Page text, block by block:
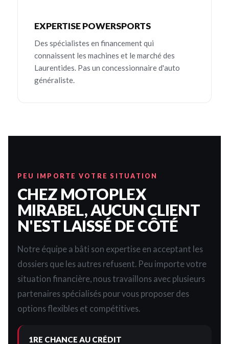
EXPERTISE POWERSPORTS
Des spécialistes en financement qui
connaissent les machines et le marché des
Laurentides. Pas un concessionnaire d'auto
généraliste.
PEU IMPORTE VOTRE SITUATION
CHEZ MOTOPLEX
MIRABEL, AUCUN CLIENT
N'EST LAISSÉ DE CÔTÉ
Notre équipe a bâti son expertise en acceptant les
dossiers que les autres refusent. Peu importe votre
situation financière, nous travaillons avec plusieurs
partenaires spécialisés pour vous proposer des
options flexibles et compétitives.
1RE CHANCE AU CRÉDIT